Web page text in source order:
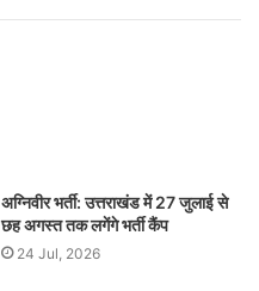
अग्निवीर भर्ती: उत्तराखंड में 27 जुलाई से
छह अगस्त तक लगेंगे भर्ती कैंप
24 Jul, 2026